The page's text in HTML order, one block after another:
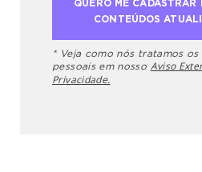
* Veja como nós tratamos os
pessoais em nosso Aviso
Privacidade.